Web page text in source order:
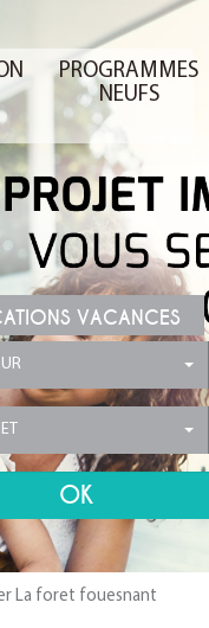
PROGRAMMES
NEUFS
VACANCES
La foret fouesnant